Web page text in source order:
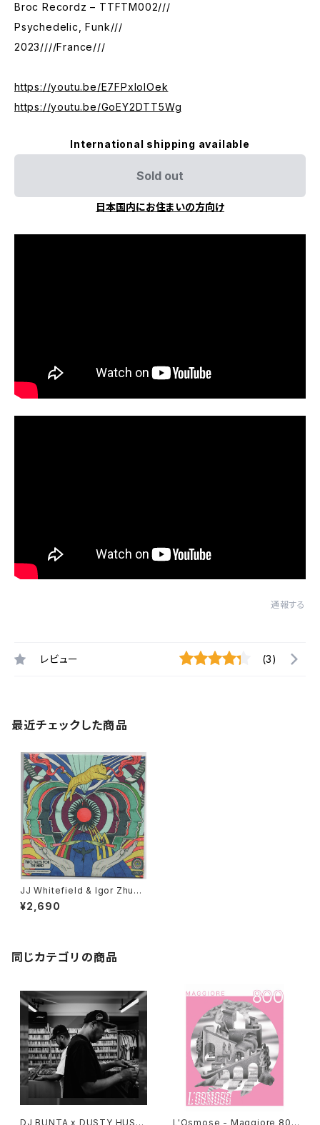
Broc Recordz – TTFTM002///
Psychedelic, Funk///
2023////France///
https://youtu.be/E7FPxIolOek
https://youtu.be/GoEY2DTT5Wg
International shipping available
Sold out
日本国内にお住まいの方向け
通報する
レビュー (3)
最近チェックした商品
JJ Whitefield & Igor Zhuko
vsky - Two Tales For The
Mind "7"
¥2,690
同じカテゴリの商品
DJ BUNTA x DUSTY HUSK
L'Osmose - Maggiore 800